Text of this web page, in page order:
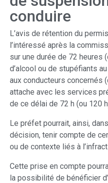
conduire
L’avis de rétention du
l’intéressé après la
sur une durée de 72 heures
d’alcool ou de stupéfiants
aux conducteurs concernés
attache avec les services
de ce délai de 72 h (ou 120
Le préfet pourrait, ainsi,
décision, tenir compte de
ou de contexte liés à
Cette prise en compte
la possibilité de bénéficier